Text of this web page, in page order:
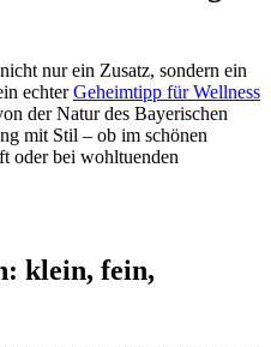
nur ein Zusatz, sondern ein
echterGeheimtipp für Wellness
der Natur des Bayerischen
mit Stil – ob im schönen
oder bei wohltuenden
klein, fein,